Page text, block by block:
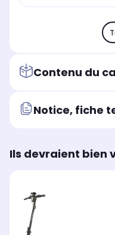
Contenu du
Notice, fiche
Ils devraient bien